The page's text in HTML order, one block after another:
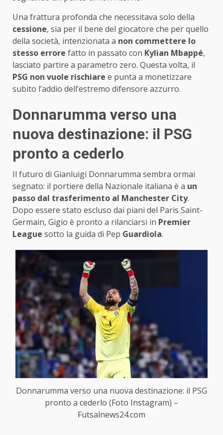
Una frattura profonda che necessitava solo della
cessione, sia per il bene del giocatore che per quello
della società, intenzionata a non commettere lo
stesso errore fatto in passato con Kylian Mbappé,
lasciato partire a parametro zero. Questa volta, il
PSG non vuole rischiare e punta a monetizzare
subito l’addio dell’estremo difensore azzurro.
Donnarumma verso una
nuova destinazione: il PSG
pronto a cederlo
Il futuro di Gianluigi Donnarumma sembra ormai
segnato: il portiere della Nazionale italiana è a un
passo dal trasferimento al Manchester City.
Dopo essere stato escluso dai piani del Paris Saint-
Germain, Gigio è pronto a rilanciarsi in Premier
League sotto la guida di Pep Guardiola.
Donnarumma verso una nuova destinazione: il PSG
pronto a cederlo (Foto Instagram) –
Futsalnews24.com